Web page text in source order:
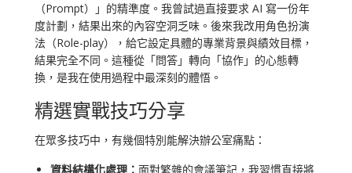
（Prompt）」的精準度。我曾試過直接要求 AI 寫一份年
度計劃，結果出來的內容空洞乏味。後來我改用角色扮演
法（Role-play），給它設定具體的專業背景與績效目標，
結果完全不同。這種從「問答」轉向「協作」的心態轉
換，是我在使用過程中最深刻的體悟。
精選實戰技巧分享
在眾多技巧中，有幾個特別能解決辦公室痛點：
資料結構化處理： 面對繁雜的會議筆記，我習慣直接將